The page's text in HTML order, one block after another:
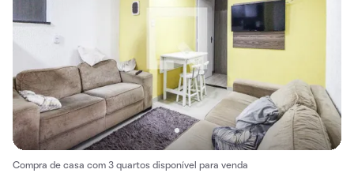
Compra de casa com 3 quartos disponível para venda